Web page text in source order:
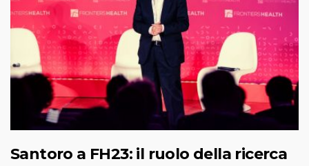
Santoro a FH23: il ruolo della ricerca